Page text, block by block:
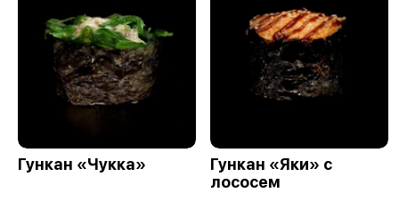
Гункан «Чукка»
Гункан «Яки» с
лососем